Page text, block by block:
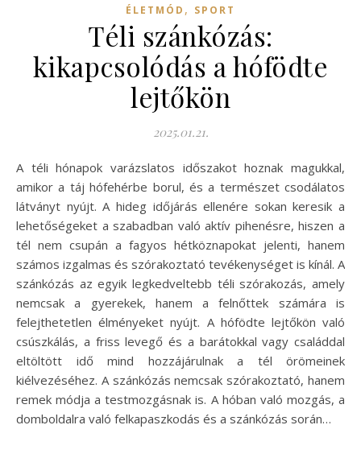
ÉLETMÓD , SPORT
Téli szánkózás:
kikapcsolódás a hófödte
lejtőkön
2025.01.21.
A téli hónapok varázslatos időszakot hoznak magukkal,
amikor a táj hófehérbe borul, és a természet csodálatos
látványt nyújt. A hideg időjárás ellenére sokan keresik a
lehetőségeket a szabadban való aktív pihenésre, hiszen a
tél nem csupán a fagyos hétköznapokat jelenti, hanem
számos izgalmas és szórakoztató tevékenységet is kínál. A
szánkózás az egyik legkedveltebb téli szórakozás, amely
nemcsak a gyerekek, hanem a felnőttek számára is
felejthetetlen élményeket nyújt. A hófödte lejtőkön való
csúszkálás, a friss levegő és a barátokkal vagy családdal
eltöltött idő mind hozzájárulnak a tél örömeinek
kiélvezéséhez. A szánkózás nemcsak szórakoztató, hanem
remek módja a testmozgásnak is. A hóban való mozgás, a
domboldalra való felkapaszkodás és a szánkózás során…